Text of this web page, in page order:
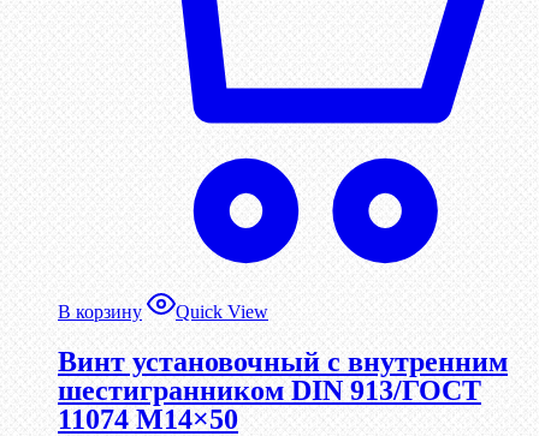
В корзину Quick View
Винт установочный с внутренним
шестигранником DIN 913/ГОСТ
11074 М14×50